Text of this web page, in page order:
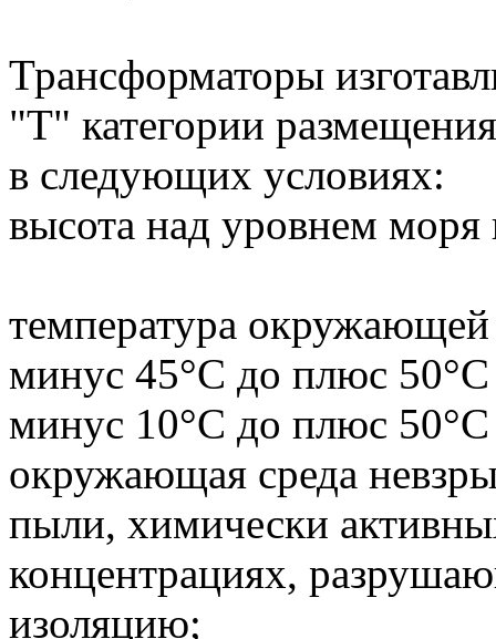
Трансформаторы
"Т" категории
в следующих условиях:
высота над уровнем моря
температура
минус 45°С до плюс
минус 10°С до плюс
окружающая среда
пыли, химически
концентрациях,
изоляцию;